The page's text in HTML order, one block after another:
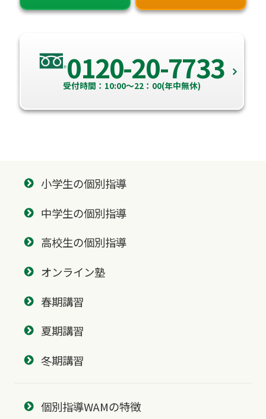
0120-20-7733
受付時間：10:00～22：00(年中無休)
小学生の個別指導
中学生の個別指導
高校生の個別指導
オンライン塾
春期講習
夏期講習
冬期講習
個別指導WAMの特徴